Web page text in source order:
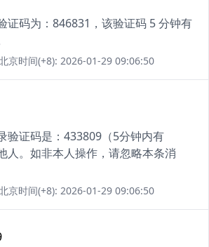
证码为：846831，该验证码 5 分钟有
京时间(+8): 2026-01-29 09:06:50
验证码是：433809（5分钟内有
人。如非本人操作，请忽略本条消
京时间(+8): 2026-01-29 09:06:50